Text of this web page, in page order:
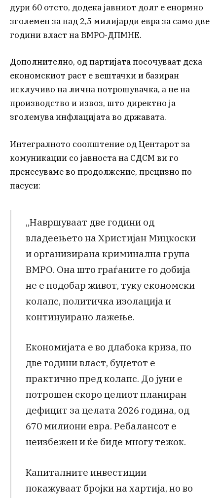
дури 60 отсто, додека јавниот долг е енормно
зголемен за над 2,5 милијарди евра за само две
години власт на ВМРО-ДПМНЕ.
Дополнително, од партијата посочуваат дека
економскиот раст е вештачки и базиран
исклучиво на лична потрошувачка, а не на
производство и извоз, што директно ја
зголемува инфлацијата во државата.
Интегралното соопштение од Центарот за
комуникации со јавноста на СДСМ ви го
пренесуваме во продолжение, прецизно по
пасуси:
„Навршуваат две години од
владеењето на Христијан Мицкоски
и организирана криминална група
ВМРО. Она што граѓаните го добија
не е подобар живот, туку економски
колапс, политичка изолација и
континуирано лажење.
Економијата е во длабока криза, по
две години власт, буџетот е
практично пред колапс. До јуни е
потрошен скоро целиот планиран
дефицит за целата 2026 година, од
670 милиони евра. Ребалансот е
неизбежен и ќе биде многу тежок.
Капиталните инвестиции
покажуваат бројки на хартија, но во